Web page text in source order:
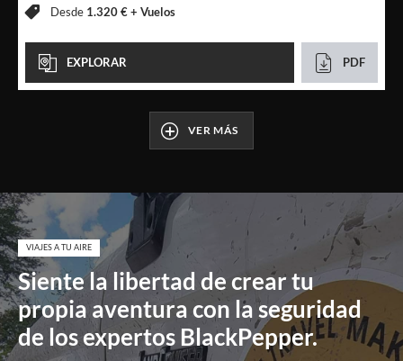
Desde 1.320 € + Vuelos
EXPLORAR PDF
VER MÁS
VIAJES A TU AIRE
Siente la libertad de crear tu
propia aventura con la seguridad
de los expertos BlackPepper.